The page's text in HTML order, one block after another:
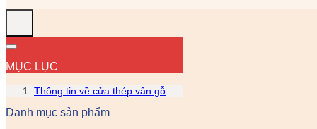
MỤC LỤC
Thông tin về cửa thép vân gỗ
Danh mục sản phẩm